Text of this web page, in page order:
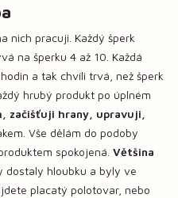
nich pracuji. Každý šperk
na šperku 4 až 10. Každá
a tak chvíli trvá, než šperk
hrubý produkt po úplném
začišťuji hrany, upravuji,
Vše dělám do podoby
spokojená. Většina
dostaly hloubku a byly ve
placatý polotovar, nebo